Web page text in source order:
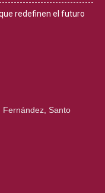
redefinen el futuro
Fernández, Santo